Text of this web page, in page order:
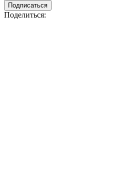
Подписаться
Поделиться: